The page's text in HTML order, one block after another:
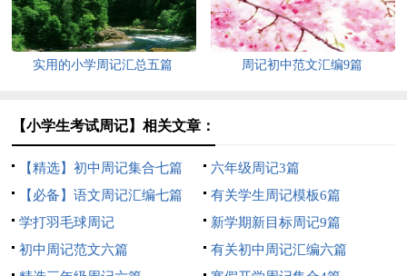
实用的小学周记汇总五篇 周记初中范文汇编9篇
【小学生考试周记】相关文章：
【精选】初中周记集合七篇
六年级周记3篇
【必备】语文周记汇编七篇
有关学生周记模板6篇
学打羽毛球周记
新学期新目标周记9篇
初中周记范文六篇
有关初中周记汇编六篇